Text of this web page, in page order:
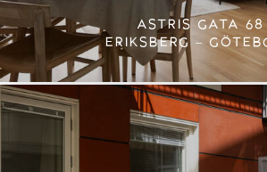
ASTRIS GATA 68
ERIKSBERG –